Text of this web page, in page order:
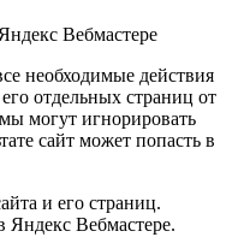
Вебмастере
необходимые действия
отдельных страниц от
могут игнорировать
сайт может попасть в
и его страниц.
Вебмастере.